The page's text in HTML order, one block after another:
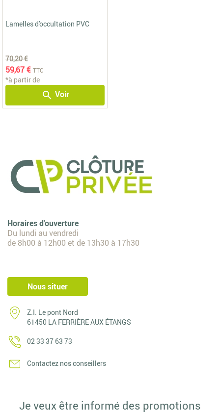
Lamelles d'occultation PVC
70,20 €
59,67 € TTC
*à partir de
zoom_in Voir
Horaires d'ouverture
Du lundi au vendredi
de 8h00 à 12h00 et de 13h30 à 17h30
Nous situer
Z.I. Le pont Nord
61450 LA FERRIÈRE AUX ÉTANGS
02 33 37 63 73
Contactez nos conseillers
Je veux être informé des promotions